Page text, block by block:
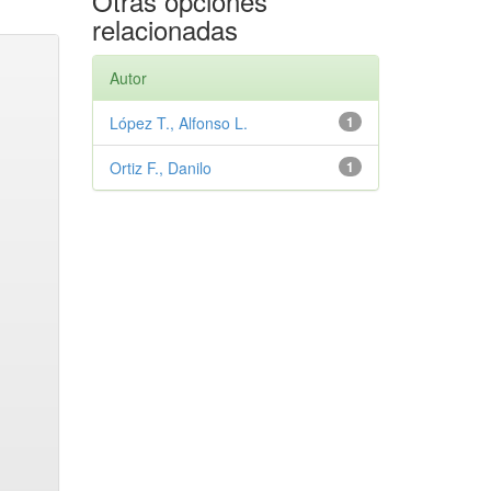
relacionadas
Autor
1
López T., Alfonso L.
1
Ortiz F., Danilo